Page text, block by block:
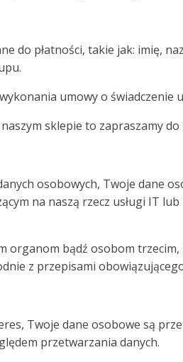
do płatności, takie jak: imię,
umowy o świadczenie
sklepie to zapraszamy
osobowych, Twoje dane
na naszą rzecz usługi IT lub
organom bądź osobom
z przepisami
Twoje dane osobowe są
przetwarzania danych.